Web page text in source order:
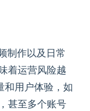
制作以及日常
着运营风险越
和用户体验，如
甚至多个账号